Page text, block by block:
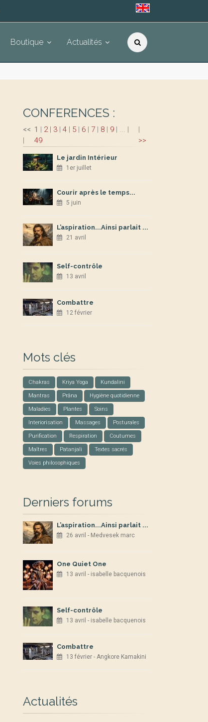
Boutique Actualités
CONFERENCES :
<<
|
1 | 2| 3| 4| 5| 6| 7| 8| 9| ... |
49
|
>>
Le jardin Intérieur
1er juillet
Courir après le temps...
5 juin
L’aspiration...Ainsi parlait ...
21 avril
Self-contrôle
13 avril
Combattre
12 février
Mots clés
Chakras Kriya Yoga Kundalini
Mantras Prâna Hygiène quotidienne
Maladies Plantes Soins
Interiorisation Massages Posturales
Purification Respiration Coutumes
Maîtres Patanjali Textes sacrés
Voies philosophiques
Derniers forums
L’aspiration...Ainsi parlait ...
26 avril - Medvesek marc
One Quiet One
13 avril - isabelle bacquenois
Self-contrôle
13 avril - isabelle bacquenois
Combattre
13 février - Angkore Kamakini
Actualités